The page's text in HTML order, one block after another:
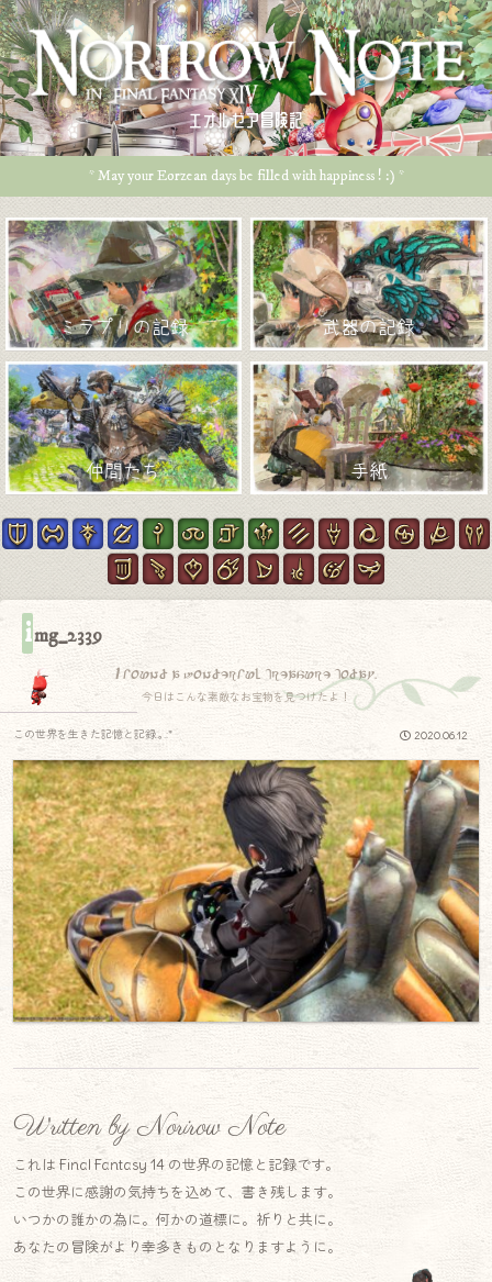
エオルゼア冒険記
* May your Eorzean days be filled with happiness ! :) *
ミラプリの記録 武器の記録
仲間たち 手紙
img_2339
I found a wonderful treasure today.
今日はこんな素敵なお宝物を見つけたよ！
2020.06.12
この世界を生きた記憶と記録.｡.:*
Written by Norirow Note
これは Final Fantasy 14 の世界の記憶と記録です。
この世界に感謝の気持ちを込めて、書き残します。
いつかの誰かの為に。何かの道標に。祈りと共に。
あなたの冒険がより幸多きものとなりますように。